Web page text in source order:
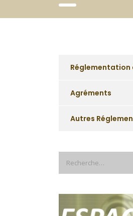
Réglementation
Agréments
Autres